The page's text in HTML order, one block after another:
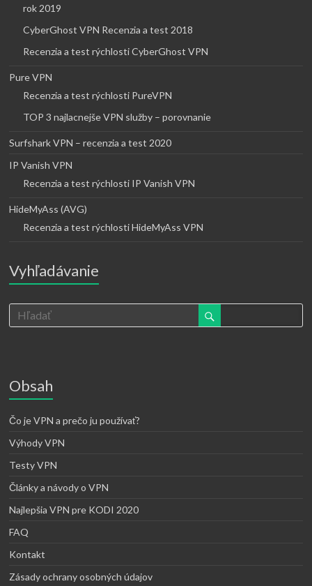
rok 2019
CyberGhost VPN Recenzia a test 2018
Recenzia a test rýchlosti CyberGhost VPN
Pure VPN
Recenzia a test rýchlosti PureVPN
TOP 3 najlacnejše VPN služby – porovnanie
Surfshark VPN – recenzia a test 2020
IP Vanish VPN
Recenzia a test rýchlosti IP Vanish VPN
HideMyAss (AVG)
Recenzia a test rýchlosti HideMyAss VPN
Vyhľadávanie
Obsah
Čo je VPN a prečo ju používať?
Výhody VPN
Testy VPN
Články a návody o VPN
Najlepšia VPN pre KODI 2020
FAQ
Kontakt
Zásady ochrany osobných údajov